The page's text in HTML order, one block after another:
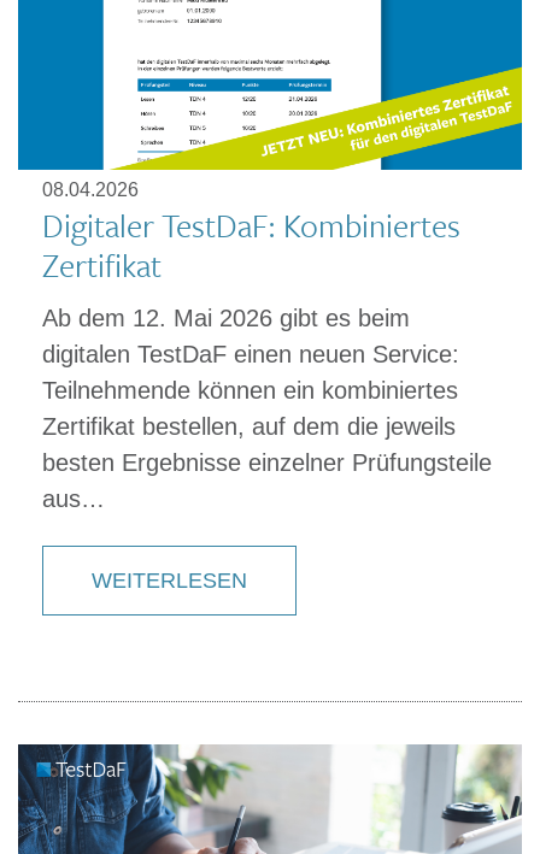
08.04.2026
Digitaler TestDaF: Kombiniertes
Zertifikat
Ab dem 12. Mai 2026 gibt es beim
digitalen TestDaF einen neuen Service:
Teilnehmende können ein kombiniertes
Zertifikat bestellen, auf dem die jeweils
besten Ergebnisse einzelner Prüfungsteile
aus…
WEITERLESEN